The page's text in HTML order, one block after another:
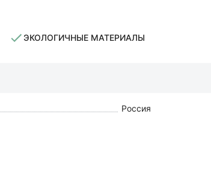
ЭКОЛОГИЧНЫЕ МАТЕРИАЛЫ
Россия